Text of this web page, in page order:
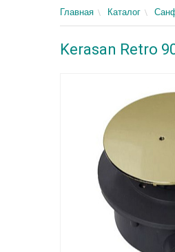
Главная Каталог
Kerasan Retro